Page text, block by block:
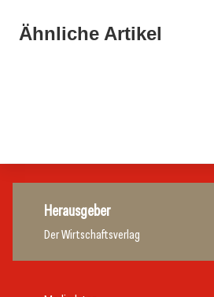
Ähnliche Artikel
Travel Start-up Night 2026: Beste
20. Juli 2026
Herausgeber
Der Wirtschaftsverlag